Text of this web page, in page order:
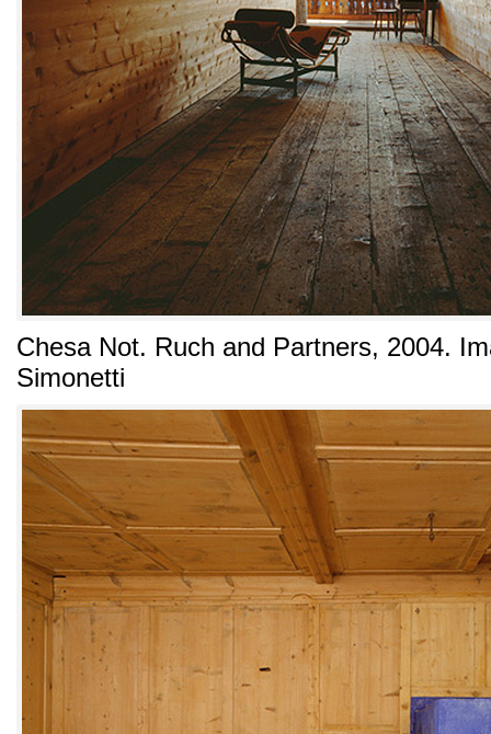
Chesa Not. Ruch and Partners, 2004.
Simonetti